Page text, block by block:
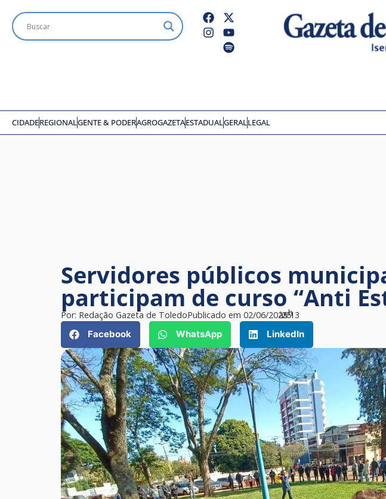
CIDADEREGIONALGENTE & PODERAGROGAZETAESTADUALGERALLEGAL
Servidores públicos
participam de curso “Anti
Por: Redação Gazeta de ToledoPublicado em 02/06/2025
às13
h
25
Facebook
WhatsApp LinkedIn